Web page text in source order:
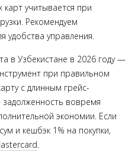
учитывается при
Рекомендуем
удобства управления.
в Узбекистане в 2026 году —
при правильном
с длинным грейс-
вовремя
экономии. Если
и кешбэк 1% на покупки,
.